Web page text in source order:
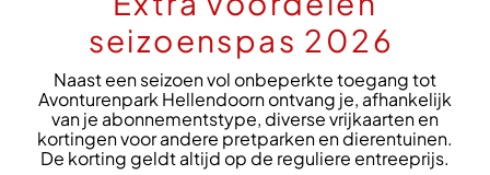
seizoenspas 2026
Naast een seizoen vol onbeperkte toegang tot
Avonturenpark Hellendoorn ontvang je, afhankelijk
van je abonnementstype, diverse vrijkaarten en
kortingen voor andere pretparken en dierentuinen.
De korting geldt altijd op de reguliere entreeprijs.